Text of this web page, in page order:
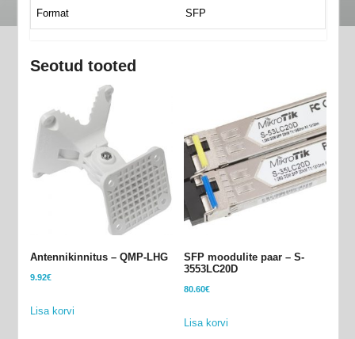
Format SFP
Seotud tooted
Antennikinnitus – QMP-LHG
9.92€
Lisa korvi
SFP moodulite paar – S-
3553LC20D
80.60€
Lisa korvi